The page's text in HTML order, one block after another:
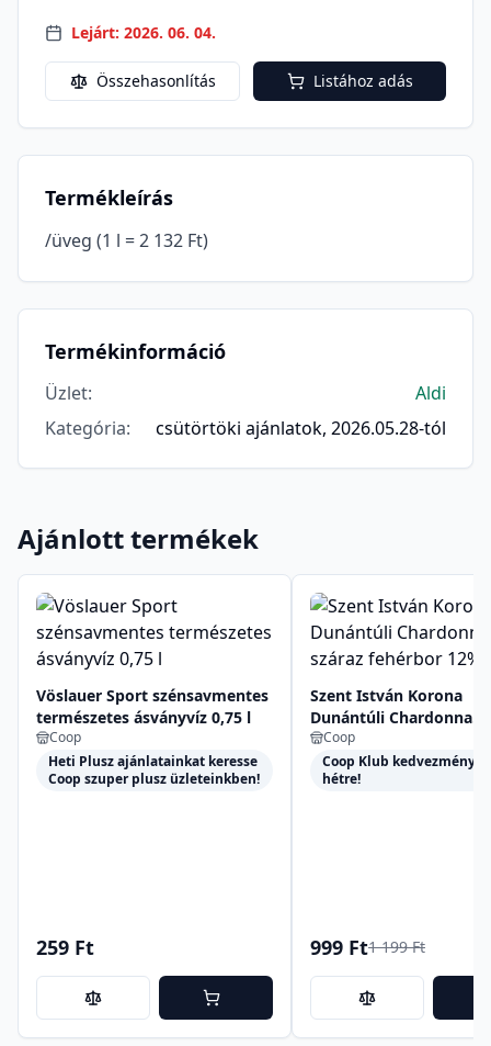
Lejárt: 2026. 06. 04.
Összehasonlítás Listához adás
Termékleírás
/üveg (1 l = 2 132 Ft)
Termékinformáció
Üzlet:
Aldi
Kategória: csütörtöki ajánlatok, 2026.05.28-tól
Ajánlott termékek
Vöslauer Sport szénsavmentes
természetes ásványvíz 0,75 l
Coop
Heti Plusz ajánlatainkat keresse
Coop szuper plusz üzleteinkben!
259 Ft
Szent István Korona
Dunántúli Chardonnay
száraz fehérbor 12%
0,75 l
Coop
Coop Klub
hétre!
999 Ft1 199 Ft